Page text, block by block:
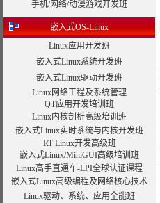
手机/网络/动漫游戏开发班
嵌入式OS-Linux
Linux应用开发班
嵌入式Linux系统开发班
嵌入式Linux驱动开发班
Linux网络工程及系统管理
QT应用开发培训班
Linux内核剖析高级培训班
嵌入式Linux实时系统与内核开发班
RT Linux开发高级班
嵌入式Linux/MiniGUI高级培训班
Linux高手直通车-LPI全球认证课程
嵌入式Linux高级编程及网络核心技术
Linux驱动、系统、应用全能班